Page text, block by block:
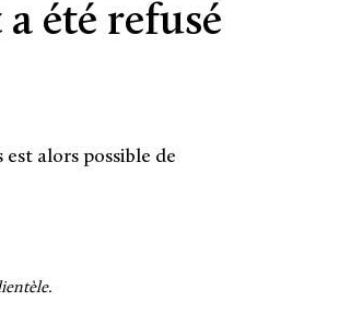
été refusé
alors possible de